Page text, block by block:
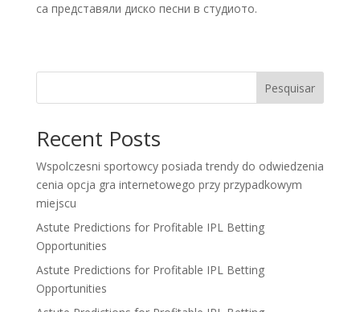
са представяли диско песни в студиото.
Pesquisar
Recent Posts
Wspolczesni sportowcy posiada trendy do odwiedzenia
cenia opcja gra internetowego przy przypadkowym
miejscu
Astute Predictions for Profitable IPL Betting
Opportunities
Astute Predictions for Profitable IPL Betting
Opportunities